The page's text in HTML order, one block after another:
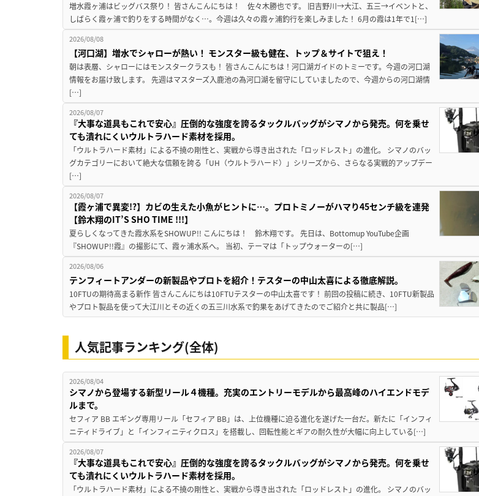
増水霞ヶ浦はビッグバス祭り！ 皆さんこんにちは！ 佐々木勝也です。 旧吉野川→大江、五三→イベントと、
しばらく霞ヶ浦で釣りをする時間がなく…。今週は久々の霞ヶ浦釣行を楽しみました！ 6月の霞は1年で1[…]
2026/08/08
【河口湖】増水でシャローが熱い！ モンスター級も健在、トップ＆サイトで狙え！
朝は表層、シャローにはモンスタークラスも！ 皆さんこんにちは！河口湖ガイドのトミーです。今週の河口湖
情報をお届け致します。 先週はマスターズ入鹿池の為河口湖を留守にしていましたので、今週からの河口湖情
[…]
2026/08/07
『大事な道具もこれで安心』圧倒的な強度を誇るタックルバッグがシマノから発売。何を乗せ
ても潰れにくいウルトラハード素材を採用。
「ウルトラハード素材」による不撓の剛性と、実戦から導き出された「ロッドレスト」の進化。 シマノのバッ
グカテゴリーにおいて絶大な信頼を誇る「UH（ウルトラハード）」シリーズから、さらなる実戦的アップデー
[…]
2026/08/07
【霞ヶ浦で異変!?】カビの生えた小魚がヒントに…。プロトミノーがハマり45センチ級を連発
【鈴木翔のIT’S SHO TIME !!!】
夏らしくなってきた霞水系をSHOWUP!! こんにちは！ 鈴木翔です。 先日は、Bottomup YouTube企画
『SHOWUP!!霞』の撮影にて、霞ヶ浦水系へ。 当初、テーマは「トップウォーターの[…]
2026/08/06
テンフィートアンダーの新製品やプロトを紹介！テスターの中山太喜による徹底解説。
10FTUの期待高まる新作 皆さんこんにちは10FTUテスターの中山太喜です！ 前回の投稿に続き、10FTU新製品
やプロト製品を使って大江川とその近くの五三川水系で釣果をあげてきたのでご紹介と共に製品[…]
人気記事ランキング(全体)
2026/08/04
シマノから登場する新型リール４機種。充実のエントリーモデルから最高峰のハイエンドモデ
ルまで。
セフィア BB エギング専用リール「セフィア BB」は、上位機種に迫る進化を遂げた一台だ。新たに「インフィ
ニティドライブ」と「インフィニティクロス」を搭載し、回転性能とギアの耐久性が大幅に向上している[…]
2026/08/07
『大事な道具もこれで安心』圧倒的な強度を誇るタックルバッグがシマノから発売。何を乗せ
ても潰れにくいウルトラハード素材を採用。
「ウルトラハード素材」による不撓の剛性と、実戦から導き出された「ロッドレスト」の進化。 シマノのバッ